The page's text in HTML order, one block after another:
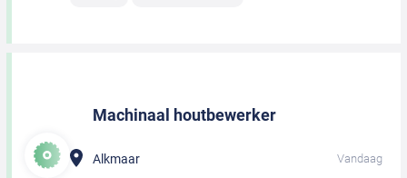
Machinaal houtbewerker
Alkmaar Vandaag